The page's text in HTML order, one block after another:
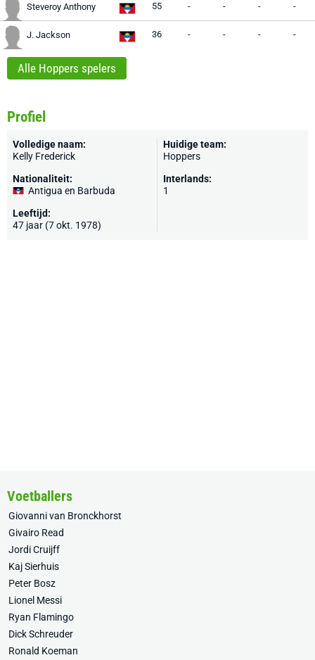
Steveroy Anthony 55 - - - -
J. Jackson 36 - - - -
Alle Hoppers spelers
Profiel
Volledige naam:
Kelly Frederick
Nationaliteit:
Antigua en Barbuda
Leeftijd:
47 jaar (7 okt. 1978)
Huidige team:
Hoppers
Interlands:
1
Voetballers
Giovanni van Bronckhorst
Givairo Read
Jordi Cruijff
Kaj Sierhuis
Peter Bosz
Lionel Messi
Ryan Flamingo
Dick Schreuder
Ronald Koeman